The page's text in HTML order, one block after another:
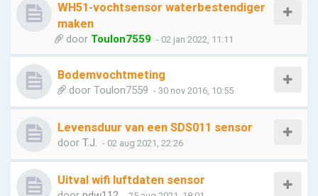
WH51-vochtsensor waterbestendiger
maken
door Toulon7559 - 02 jan 2022, 11:11
Bodemvochtmeting
door Toulon7559 - 30 nov 2016, 10:55
Levensduur van een SDS011 sensor
door T.J. - 02 aug 2021, 22:26
Uitval wifi luftdaten sensor